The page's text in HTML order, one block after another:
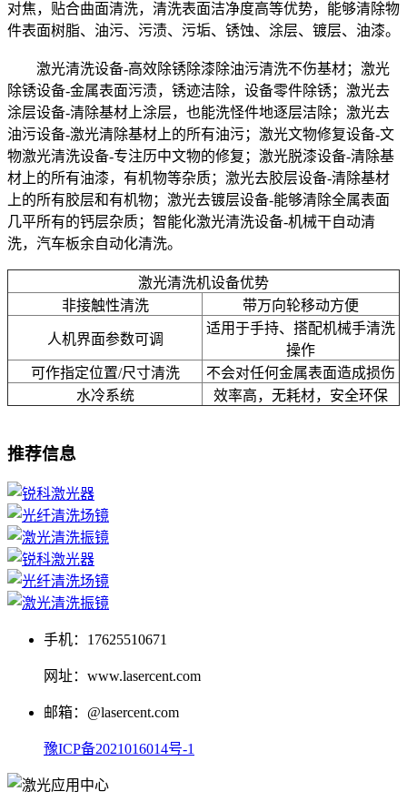
对焦，贴合曲面清洗，清洗表面洁净度高等优势，能够清除物
件表面树脂、油污、污渍、污垢、锈蚀、涂层、镀层、油漆。
激光清洗设备-高效除锈除漆除油污清洗不伤基材； 激光
除锈设备-金属表面污渍，锈迹洁除，设备零件除锈； 激光去
涂层设备-清除基材上涂层，也能洗怪件地逐层洁除； 激光去
油污设备-激光清除基材上的所有油污； 激光文物修复设备-文
物激光清洗设备-专注历中文物的修复； 激光脱漆设备-清除基
材上的所有油漆，有机物等杂质； 激光去胶层设备-清除基材
上的所有胶层和有机物； 激光去镀层设备-能够清除全属表面
几平所有的钙层杂质； 智能化激光清洗设备-机械干自动清
洗，汽车板余自动化清洗。
激光清洗机设备优势
非接触性清洗
带万向轮移动方便
人机界面参数可调
适用于手持、搭配机械手清洗
操作
可作指定位置/尺寸清洗
不会对任何金属表面造成损伤
水冷系统
效率高，无耗材，安全环保
推荐信息
手机：17625510671
网址：www.lasercent.com
邮箱：@lasercent.com
豫ICP备2021016014号-1